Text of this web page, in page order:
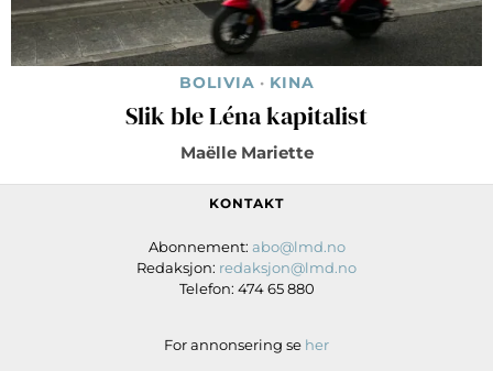
BOLIVIA · KINA
Slik ble Léna kapitalist
Maëlle Mariette
KONTAKT
Abonnement: abo@lmd.no
Redaksjon: redaksjon@lmd.no
Telefon: 474 65 880
For annonsering se her